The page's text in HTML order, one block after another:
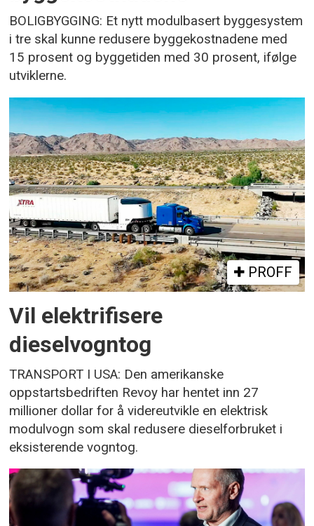
BOLIGBYGGING: Et nytt modulbasert byggesystem
i tre skal kunne redusere byggekostnadene med
15 prosent og byggetiden med 30 prosent, ifølge
utviklerne.
PROFF
Vil elektrifisere
dieselvogntog
TRANSPORT I USA: Den amerikanske
oppstartsbedriften Revoy har hentet inn 27
millioner dollar for å videreutvikle en elektrisk
modulvogn som skal redusere dieselforbruket i
eksisterende vogntog.